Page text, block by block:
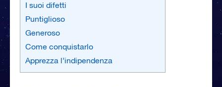
I suoi difetti
Puntiglioso
Generoso
Come conquistarlo
Apprezza l’indipendenza